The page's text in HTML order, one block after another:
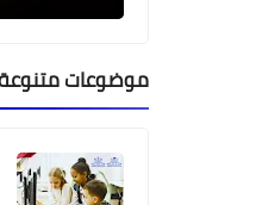
أخبار
ميناء
خبراء
موضوعات